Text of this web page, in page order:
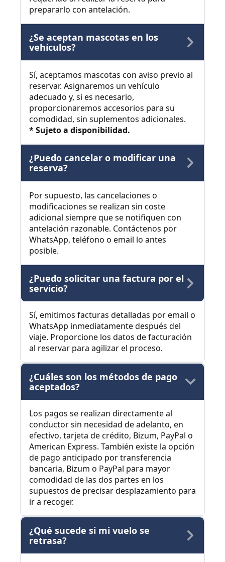
prepararlo con antelación.
¿Se aceptan mascotas en los
vehículos?
Sí, aceptamos mascotas con aviso previo al
reservar. Asignaremos un vehículo
adecuado y, si es necesario,
proporcionaremos accesorios para su
comodidad, sin suplementos adicionales.
* Sujeto a disponibilidad.
¿Puedo cancelar o modificar una
reserva?
Por supuesto, las cancelaciones o
modificaciones se realizan sin coste
adicional siempre que se notifiquen con
antelación razonable. Contáctenos por
WhatsApp, teléfono o email lo antes
posible.
¿Puedo solicitar una factura por el
servicio?
Sí, emitimos facturas detalladas por email o
WhatsApp inmediatamente después del
viaje. Proporcione los datos de facturación
al reservar para agilizar el proceso.
¿Cuáles son los métodos de pago
aceptados?
Los pagos se realizan directamente al
conductor sin necesidad de adelanto, en
efectivo, tarjeta de crédito, Bizum, PayPal o
American Express. También existe la opción
de pago anticipado por transferencia
bancaria, Bizum o PayPal para mayor
comodidad de las dos partes en los
supuestos de precisar desplazamiento para
ir a recoger.
¿Qué sucede si mi vuelo se
retrasa?